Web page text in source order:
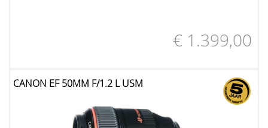
€ 1.399,00
CANON EF 50MM F/1.2 L USM